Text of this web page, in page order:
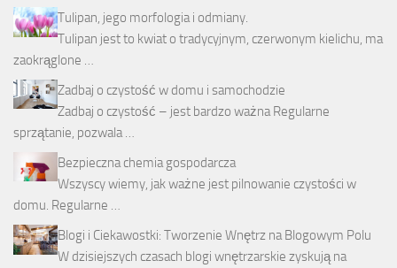
Tulipan, jego morfologia i odmiany.
Tulipan jest to kwiat o tradycyjnym, czerwonym kielichu, ma
zaokrąglone …
Zadbaj o czystość w domu i samochodzie
Zadbaj o czystość – jest bardzo ważna Regularne
sprzątanie, pozwala …
Bezpieczna chemia gospodarcza
Wszyscy wiemy, jak ważne jest pilnowanie czystości w
domu. Regularne …
Blogi i Ciekawostki: Tworzenie Wnętrz na Blogowym Polu
W dzisiejszych czasach blogi wnętrzarskie zyskują na